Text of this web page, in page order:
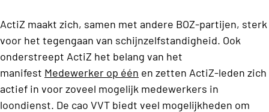
ActiZ maakt zich, samen met andere BOZ-partijen, sterk
voor het tegengaan van schijnzelfstandigheid. Ook
onderstreept ActiZ het belang van het
manifest Medewerker op één en zetten ActiZ-leden zich
actief in voor zoveel mogelijk medewerkers in
loondienst. De cao VVT biedt veel mogelijkheden om